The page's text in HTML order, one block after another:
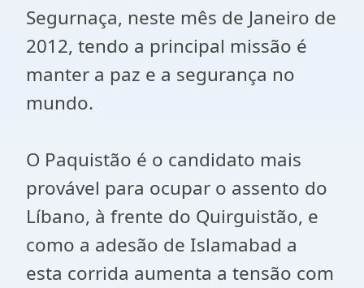
Segurnaça, neste mês de Janeiro de
2012, tendo a principal missão é
manter a paz e a segurança no
mundo.
O Paquistão é o candidato mais
provável para ocupar o assento do
Líbano, à frente do Quirguistão, e
como a adesão de Islamabad a
esta corrida aumenta a tensão com